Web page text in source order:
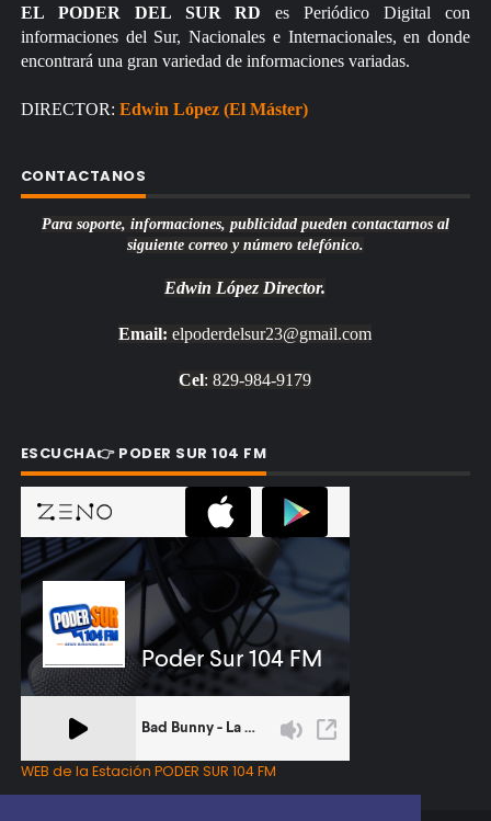
EL PODER DEL SUR RD es Periódico Digital con
informaciones del Sur, Nacionales e Internacionales, en donde
encontrará una gran variedad de informaciones variadas.
DIRECTOR: Edwin López (El Máster)
CONTACTANOS
Para soporte, informaciones, publicidad pueden contactarnos al
siguiente correo y número telefónico.
Edwin López Director.
Email: elpoderdelsur23@gmail.com
Cel: 829-984-9179
ESCUCHA👉 PODER SUR 104 FM
WEB de la Estación PODER SUR 104 FM